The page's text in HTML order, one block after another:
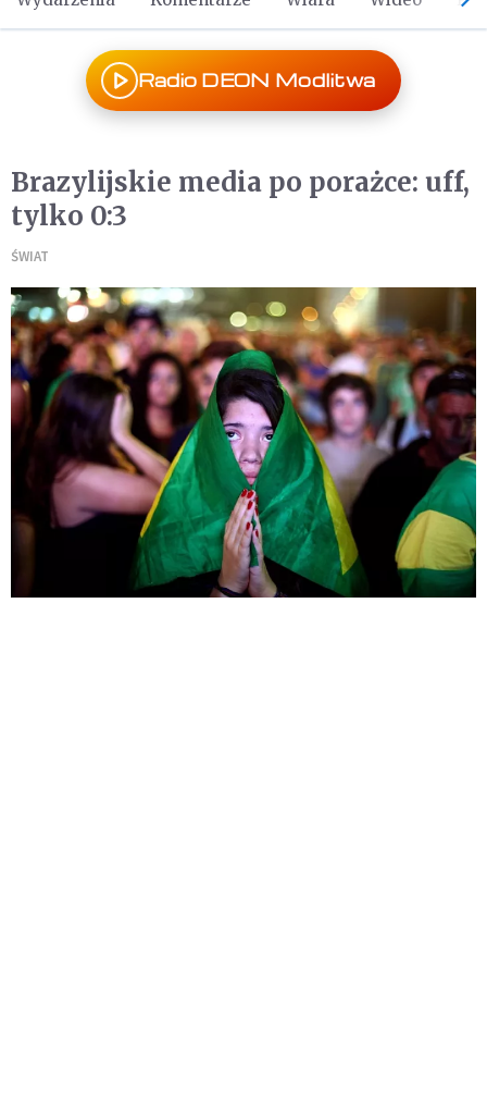
Radio DEON Modlitwa
Brazylijskie media po porażce: uff,
tylko 0:3
ŚWIAT